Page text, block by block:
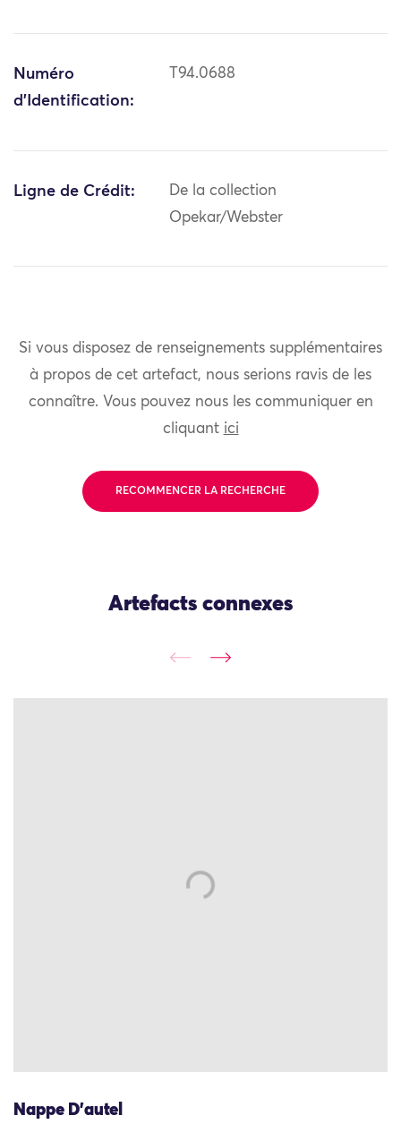
Numéro
d'Identification:
T94.0688
Ligne de Crédit:
De la collection
Opekar/Webster
Si vous disposez de renseignements supplémentaires
à propos de cet artefact, nous serions ravis de les
connaître. Vous pouvez nous les communiquer en
cliquant ici
RECOMMENCER LA RECHERCHE
Artefacts connexes
Nappe D’autel